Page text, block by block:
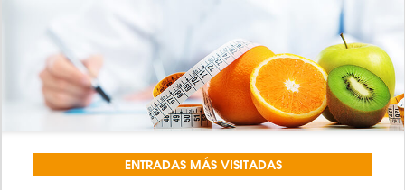
ENTRADAS MÁS VISITADAS